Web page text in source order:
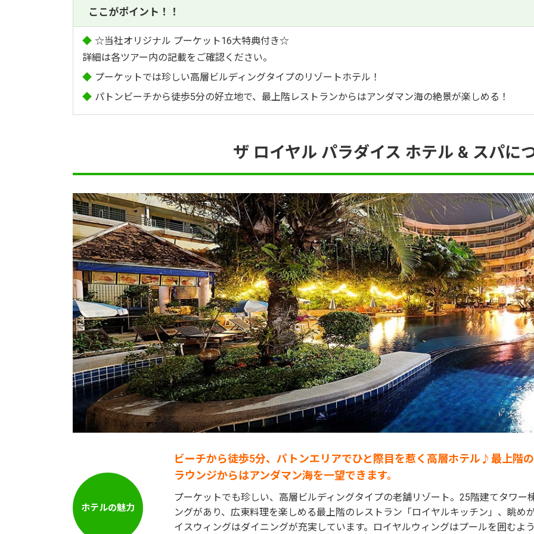
ここがポイント！！
◆ ☆当社オリジナル プーケット16大特典付き☆
詳細は各ツアー内の記載をご確認ください。
◆ プーケットでは珍しい高層ビルディングタイプのリゾートホテル！
◆ パトンビーチから徒歩5分の好立地で、最上階レストランからはアンダマン海の絶景が楽しめる！
ザ ロイヤル パラダイス ホテル & スパに
ビーチから徒歩5分、パトンエリアでひと際目を惹く高層ホテル♪最上階
ラウンジからはアンダマン海を一望できます。
プーケットでも珍しい、高層ビルディングタイプの老舗リゾート。25階建てタワ
ングがあり、広東料理を楽しめる最上階のレストラン「ロイヤルキッチン」、眺め
イスウィングはダイニングが充実しています。ロイヤルウィングはプールを囲むよ